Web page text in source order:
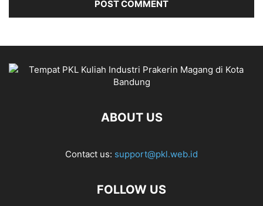
ABOUT US
Contact us: support@pkl.web.id
FOLLOW US